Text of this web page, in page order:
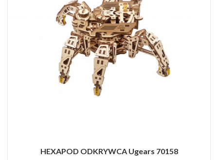
HEXAPOD ODKRYWCA Ugears 70158